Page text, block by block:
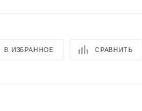
В ИЗБРАННОЕ СРАВНИТЬ